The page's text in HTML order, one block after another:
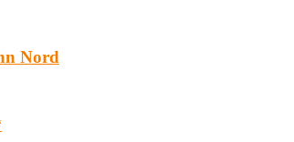
Nord